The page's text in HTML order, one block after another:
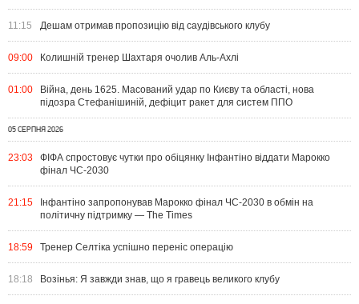
11:15 Дешам отримав пропозицію від саудівського клубу
09:00 Колишній тренер Шахтаря очолив Аль-Ахлі
01:00
Війна, день 1625. Масований удар по Києву та області, нова
підозра Стефанішиній, дефіцит ракет для систем ППО
05 СЕРПНЯ 2026
23:03
ФІФА спростовує чутки про обіцянку Інфантіно віддати Марокко
фінал ЧС-2030
21:15
Інфантіно запропонував Марокко фінал ЧС-2030 в обмін на
політичну підтримку — The Times
18:59 Тренер Селтіка успішно переніс операцію
18:18 Возінья: Я завжди знав, що я гравець великого клубу